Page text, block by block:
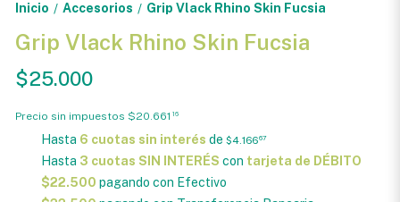
Inicio / Accesorios / Grip Vlack Rhino Skin Fucsia
Grip Vlack Rhino Skin Fucsia
$25.000
Precio sin impuestos $20.661 16
Hasta 6 cuotas sin interés de $4.16667
Hasta 3 cuotas SIN INTERÉS con tarjeta de DÉBITO
$22.500 pagando con Efectivo